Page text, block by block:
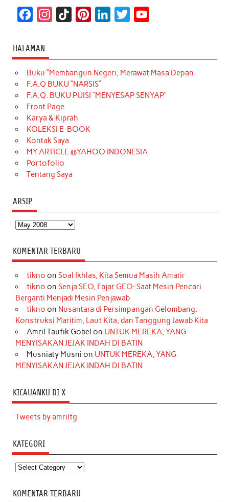
c
e
b
o
o
k
t
a
g
r
a
m
T
o
k
t
e
r
k
e
d
t
t
e
T
u
b
HALAMAN
Buku “Membangun Negeri, Merawat Masa Depan
F.A.Q BUKU “NARSIS”
F.A.Q. BUKU PUISI “MENYESAP SENYAP”
Front Page
Karya & Kiprah
KOLEKSI E-BOOK
Kontak Saya
MY ARTICLE @YAHOO INDONESIA
Portofolio
Tentang Saya
ARSIP
Arsip
KOMENTAR TERBARU
tikno on Soal Ikhlas, Kita Semua Masih Amatir
tikno on Senja SEO, Fajar GEO: Saat Mesin Pencari
Berganti Menjadi Mesin Penjawab
tikno on Nusantara di Persimpangan Gelombang:
Konstruksi Maritim, Laut Kita, dan Tanggung Jawab Kita
Amril Taufik Gobel on UNTUK MEREKA, YANG
MENYISAKAN JEJAK INDAH DI BATIN
Musniaty Musni on UNTUK MEREKA, YANG
MENYISAKAN JEJAK INDAH DI BATIN
KICAUANKU DI X
Tweets by amriltg
KATEGORI
Kategori
KOMENTAR TERBARU